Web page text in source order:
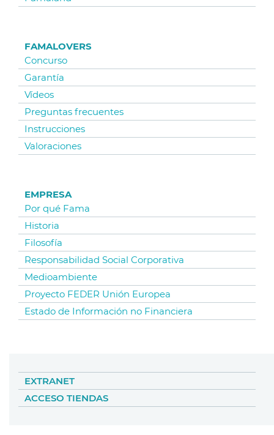
FAMALOVERS
Concurso
Garantía
Vídeos
Preguntas frecuentes
Instrucciones
Valoraciones
EMPRESA
Por qué Fama
Historia
Filosofía
Responsabilidad Social Corporativa
Medioambiente
Proyecto FEDER Unión Europea
Estado de Información no Financiera
EXTRANET
ACCESO TIENDAS